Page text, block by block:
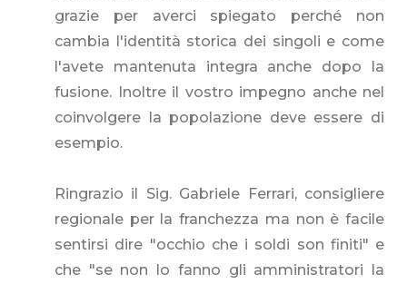
grazie per averci spiegato perché non
cambia l'identità storica dei singoli e come
l'avete mantenuta integra anche dopo la
fusione. Inoltre il vostro impegno anche nel
coinvolgere la popolazione deve essere di
esempio.
Ringrazio il Sig. Gabriele Ferrari, consigliere
regionale per la franchezza ma non è facile
sentirsi dire "occhio che i soldi son finiti" e
che "se non lo fanno gli amministratori la